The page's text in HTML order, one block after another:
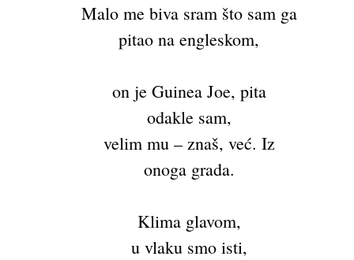
Malo me biva sram što sam ga
pitao na engleskom,
on je Guinea Joe, pita
odakle sam,
velim mu – znaš, već. Iz
onoga grada.
Klima glavom,
u vlaku smo isti,